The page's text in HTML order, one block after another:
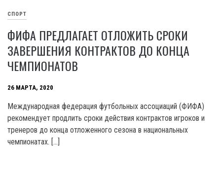
СПОРТ
ФИФА ПРЕДЛАГАЕТ ОТЛОЖИТЬ СРОКИ
ЗАВЕРШЕНИЯ КОНТРАКТОВ ДО КОНЦА
ЧЕМПИОНАТОВ
26 МАРТА, 2020
Международная федерация футбольных ассоциаций (ФИФА)
рекомендует продлить сроки действия контрактов игроков и
тренеров до конца отложенного сезона в национальных
чемпионатах. […]